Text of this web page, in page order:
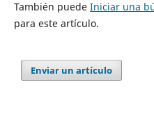
También puede Iniciar una
para este artículo.
Enviar un artículo